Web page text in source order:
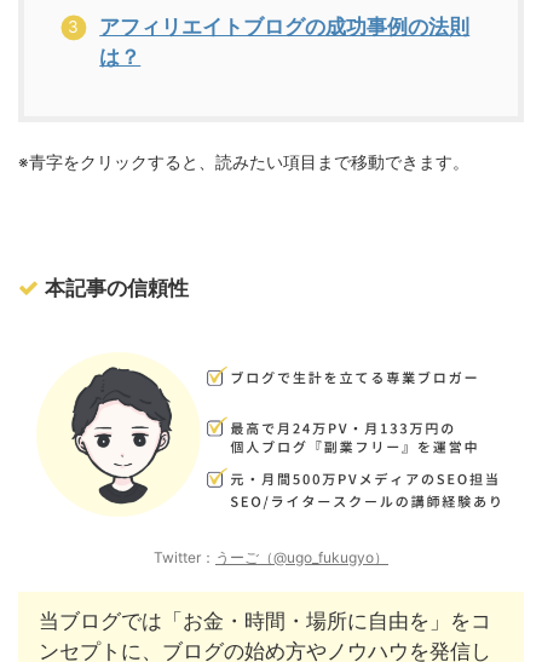
アフィリエイトブログの成功事例の法則
は？
※青字をクリックすると、読みたい項目まで移動できます。
本記事の信頼性
Twitter： うーご（@ugo_fukugyo）
当ブログでは「お金・時間・場所に自由を」をコ
ンセプトに、ブログの始め方やノウハウを発信し